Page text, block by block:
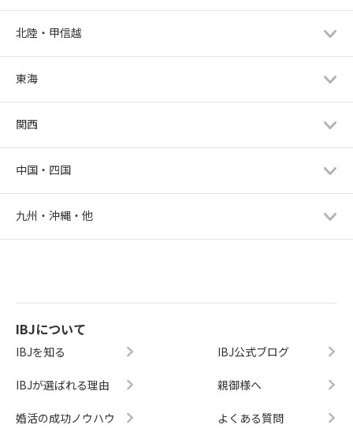
北陸・甲信越
東海
関西
中国・四国
九州・沖縄・他
IBJについて
IBJを知る
IBJが選ばれる理由
婚活の成功ノウハウ
IBJ公式ブログ
親御様へ
よくある質問